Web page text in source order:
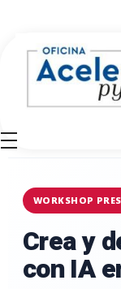
WORKSHOP
Crea y
con IA